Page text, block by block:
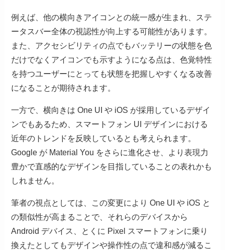
例えば、他の横向きアイコンとの統一感が生まれ、ステ
ータスバー全体の視認性が向上する可能性があります。
また、アクセシビリティの点でもバッテリーの状態を色
だけでなくアイコンでも示すようになる点は、色覚特性
を持つユーザーにとっても状態を把握しやすくなる改善
になることが期待されます。
一方で、横向きは One UI や iOS が採用しているデザイ
ンでもあるため、スマートフォン UI デザインにおける
近年のトレンドを反映しているとも考えられます。
Google が Material You をさらに進化させ、より表現力
豊かで直感的なデザインを目指していることの表れかも
しれません。
筆者の視点としては、この変更により One UI や iOS と
の類似性が高まることで、それらのデバイスから
Android デバイス、とくに Pixel スマートフォンに乗り
換えたとしてもデザインや操作性の点で違和感が減るこ